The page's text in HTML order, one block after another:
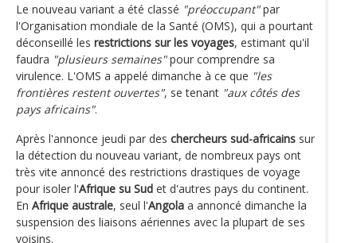
Le nouveau variant a été classé "préoccupant"par
l'Organisation mondiale de la Santé (OMS), qui a pourtant
déconseillé les restrictions sur les voyages, estimant qu'il
faudra "plusieurs semaines"pour comprendre sa
virulence. L'OMS a appelé dimanche à ce que "les
frontières restent ouvertes", se tenant "aux côtés des
pays africains".
Après l'annonce jeudi par des chercheurs sud-africains sur
la détection du nouveau variant, de nombreux pays ont
très vite annoncé des restrictions drastiques de voyage
pour isoler l'Afrique su Sud et d'autres pays du continent.
En Afrique australe, seul l'Angola a annoncé dimanche la
suspension des liaisons aériennes avec la plupart de ses
voisins.